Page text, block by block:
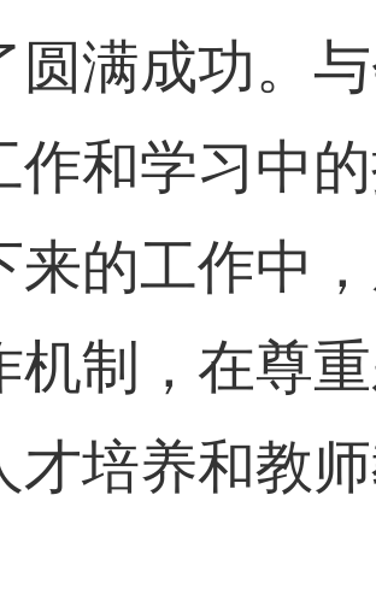
圆满成功。
作和学习中
来的工作中
机制，在尊
才培养和教